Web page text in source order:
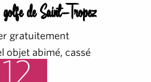
de Saint-Tropez
gratuitement
objet abimé, cassé